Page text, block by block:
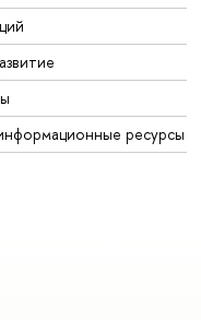
ресурсы